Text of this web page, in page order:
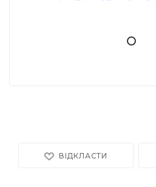
ВІДКЛАСТИ